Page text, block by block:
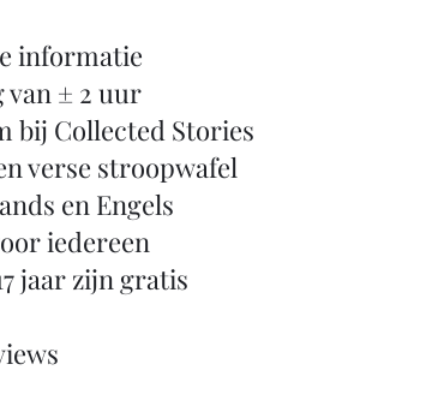
informatie
van ± 2 uur
bij Collected Stories
verse stroopwafel
en Engels
iedereen
jaar zijn gratis